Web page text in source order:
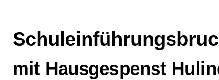
mit Hausgespenst